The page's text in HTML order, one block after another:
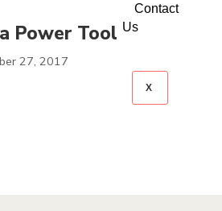
Contact
Us
X
Power Tool
27, 2017